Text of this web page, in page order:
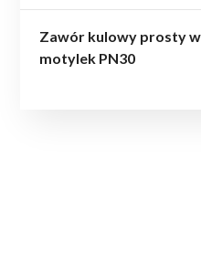
Zawór kulowy prosty
motylek PN30